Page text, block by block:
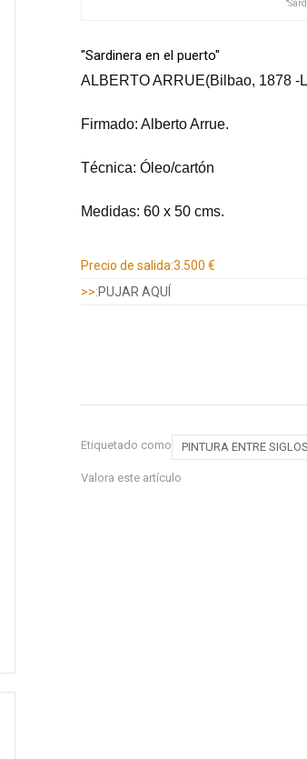
"Sardinera en el puerto"
ALBERTO ARRUE(Bilbao, 1878 -
Firmado: Alberto Arrue.
Técnica: Óleo/cartón
Medidas: 60 x 50 cms.
Precio de salida:3.500 €
>>:PUJAR AQUÍ
Etiquetado como PINTURA ENTRE SIGLOS
Valora este artículo